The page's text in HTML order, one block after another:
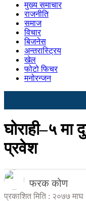
मुख्य समाचार
राजनीति
समाज
विचार
बिजनेस
अन्तरास्ट्रिय
खेल
फोटो फिचर
मनोरन्जन
घोराही–५
प्रवेश
फरक कोण
प्रकाशित मिति : २०७७ माघ